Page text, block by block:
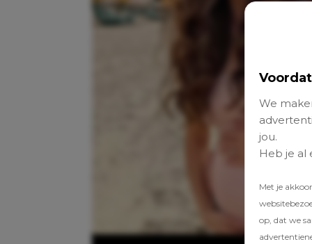
We
jou.
Heb je al
Met je
op, dat we